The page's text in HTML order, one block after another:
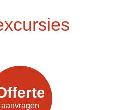
aanvragen